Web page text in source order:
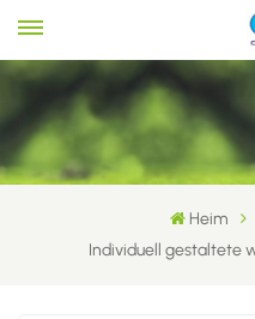
Heim
Individuell gestaltete